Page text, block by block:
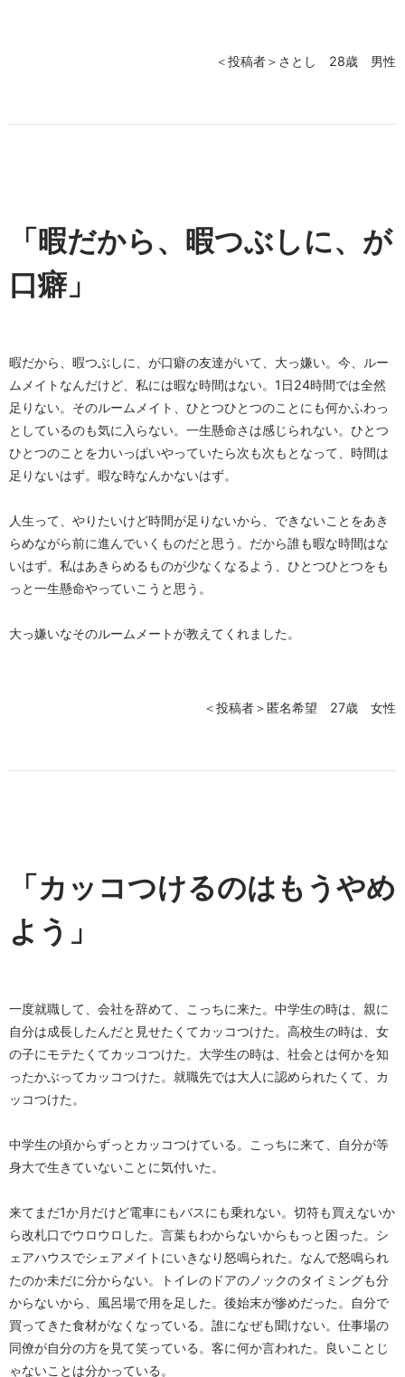
＜投稿者＞さとし 28歳 男性
「暇だから、暇つぶしに、が
口癖」
暇だから、暇つぶしに、が口癖の友達がいて、大っ嫌い。今、ルー
ムメイトなんだけど、私には暇な時間はない。1日24時間では全然
足りない。そのルームメイト、ひとつひとつのことにも何かふわっ
としているのも気に入らない。一生懸命さは感じられない。ひとつ
ひとつのことを力いっぱいやっていたら次も次もとなって、時間は
足りないはず。暇な時なんかないはず。
人生って、やりたいけど時間が足りないから、できないことをあき
らめながら前に進んでいくものだと思う。だから誰も暇な時間はな
いはず。私はあきらめるものが少なくなるよう、ひとつひとつをも
っと一生懸命やっていこうと思う。
大っ嫌いなそのルームメートが教えてくれました。
＜投稿者＞匿名希望 27歳 女性
「カッコつけるのはもうやめ
よう」
一度就職して、会社を辞めて、こっちに来た。中学生の時は、親に
自分は成長したんだと見せたくてカッコつけた。高校生の時は、女
の子にモテたくてカッコつけた。大学生の時は、社会とは何かを知
ったかぶってカッコつけた。就職先では大人に認められたくて、カ
ッコつけた。
中学生の頃からずっとカッコつけている。こっちに来て、自分が等
身大で生きていないことに気付いた。
来てまだ1か月だけど電車にもバスにも乗れない。切符も買えないか
ら改札口でウロウロした。言葉もわからないからもっと困った。シ
ェアハウスでシェアメイトにいきなり怒鳴られた。なんで怒鳴られ
たのか未だに分からない。トイレのドアのノックのタイミングも分
からないから、風呂場で用を足した。後始末が惨めだった。自分で
買ってきた食材がなくなっている。誰になぜも聞けない。仕事場の
同僚が自分の方を見て笑っている。客に何か言われた。良いことじ
ゃないことは分かっている。